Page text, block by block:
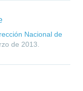
Nacional de
de 2013